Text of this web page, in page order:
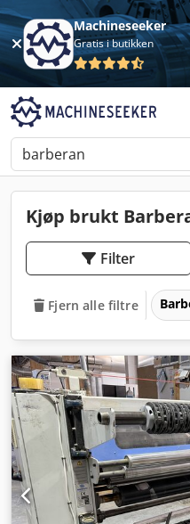
Machineseeker
Gratis i butikken
Kjøp brukt
Filter
Fjern alle filtre